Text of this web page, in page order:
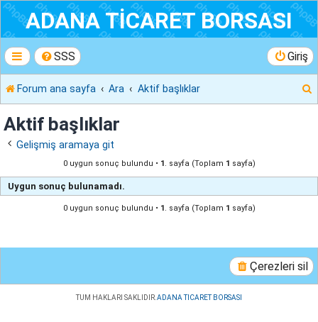
ADANA TİCARET BORSASI
SSS Giriş
Forum ana sayfa Ara Aktif başlıklar
Aktif başlıklar
Gelişmiş aramaya git
0 uygun sonuç bulundu • 1 . sayfa (Toplam 1 sayfa)
Uygun sonuç bulunamadı.
0 uygun sonuç bulundu • 1 . sayfa (Toplam 1 sayfa)
Çerezleri sil
TUM HAKLARI SAKLIDIR. ADANA TICARET BORSASI